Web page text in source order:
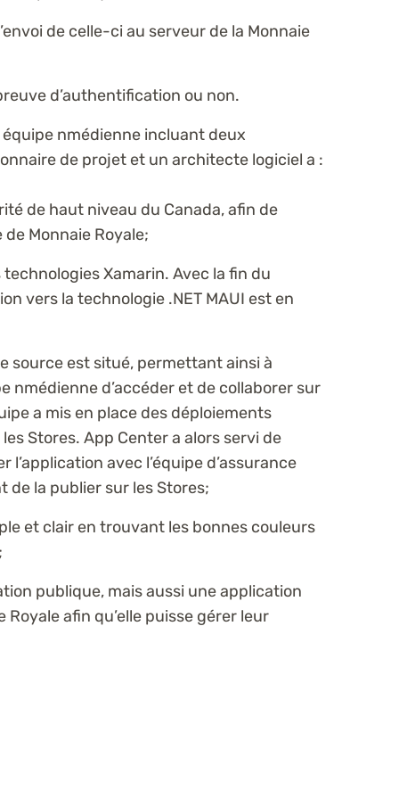
de celle-ci au serveur de la Monnaie
d’authentification ou non.
nmédienne incluant deux
de projet et un architecte logiciel a :
de haut niveau du Canada, afin de
Monnaie Royale;
Xamarin. Avec la fin du
vers la technologie .NET MAUI est en
source est situé, permettant ainsi à
nmédienne d’accéder et de collaborer sur
a mis en place des déploiements
Stores. App Center a alors servi de
avec l’équipe d’assurance
de la publier sur les Stores;
et clair en trouvant les bonnes couleurs
publique, mais aussi une application
afin qu’elle puisse gérer leur